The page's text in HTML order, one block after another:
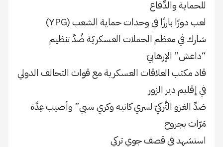
للحماية والدِّفاع
لعب دورًا بارزًا في وحدات حماية الشعب (YPG)
شارك في معظم الحملات العسكريّة ضُدَّ تنظيم
“داعش” الإرهابيّ
قاد مكتب العلاقات العسكرية مع قوات التحالف الدولي
في إقليم دير الزور
صَدِّ الغزو التُّركيّ لسري كانيه وكري سبي” وأصيب عِدَّة
مَرّات بجروح
استشهد في قصف جوي تركي